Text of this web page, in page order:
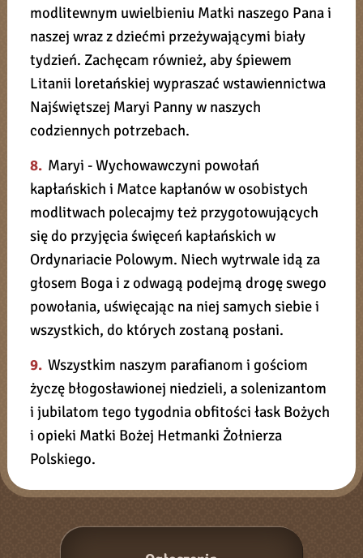
modlitewnym uwielbieniu Matki naszego Pana i
naszej wraz z dziećmi przeżywającymi biały
tydzień. Zachęcam również, aby śpiewem
Litanii loretańskiej wypraszać wstawiennictwa
Najświętszej Maryi Panny w naszych
codziennych potrzebach.
8. Maryi - Wychowawczyni powołań
kapłańskich i Matce kapłanów w osobistych
modlitwach polecajmy też przygotowujących
się do przyjęcia święceń kapłańskich w
Ordynariacie Polowym. Niech wytrwale idą za
głosem Boga i z odwagą podejmą drogę swego
powołania, uświęcając na niej samych siebie i
wszystkich, do których zostaną posłani.
9. Wszystkim naszym parafianom i gościom
życzę błogosławionej niedzieli, a solenizantom
i jubilatom tego tygodnia obfitości łask Bożych
i opieki Matki Bożej Hetmanki Żołnierza
Polskiego.